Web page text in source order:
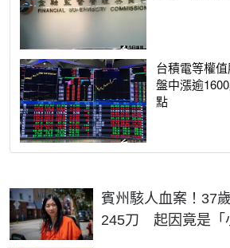
台積電等權
盤中漲逾
點
賓州駭人血案！37
245刀 起因竟是「